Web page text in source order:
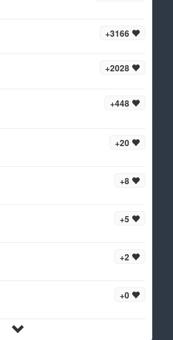
+3166
+2028
+448
+20
+8
+5
+2
+0